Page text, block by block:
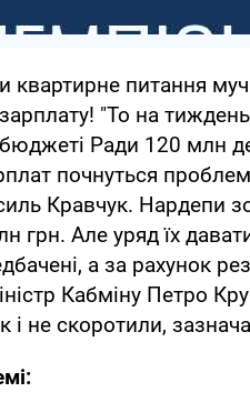
квартирне питання
"То на
Ради 120 млн
почнуться
Кравчук. Нардепи
грн. Але уряд їх
а за рахунок
Кабміну Петро
і не скоротили,